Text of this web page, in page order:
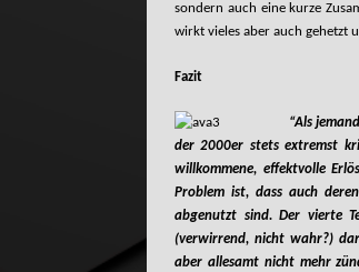
sondern auch eine kurze
wirkt vieles aber auch gehetzt
Fazit
“Als
der 2000er stets extremst
willkommene, effektvolle
Problem ist, dass auch
abgenutzt sind. Der vierte
(verwirrend, nicht wahr?)
aber allesamt nicht mehr